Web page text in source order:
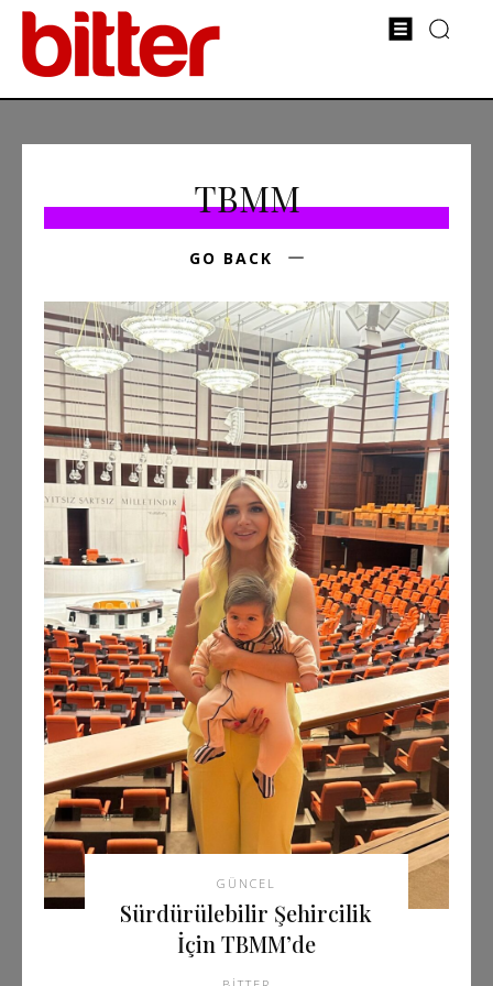
TBMM
GO BACK
GÜNCEL
Sürdürülebilir Şehircilik
İçin TBMM’de